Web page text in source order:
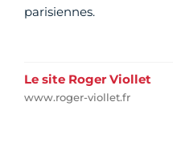
parisiennes.
Le site Roger Viollet
www.roger-viollet.fr